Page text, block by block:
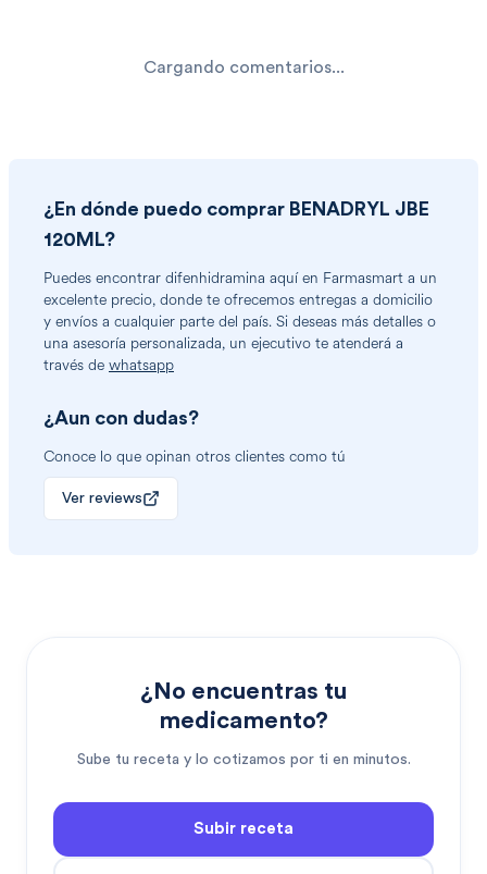
Cargando comentarios...
¿En dónde puedo comprar BENADRYL JBE
120ML?
Puedes encontrar difenhidramina aquí en Farmasmart a un
excelente precio, donde te ofrecemos entregas a domicilio
y envíos a cualquier parte del país. Si deseas más detalles o
una asesoría personalizada, un ejecutivo te atenderá a
través de whatsapp
¿Aun con dudas?
Conoce lo que opinan otros clientes como tú
Ver reviews
¿No encuentras tu
medicamento?
Sube tu receta y lo cotizamos por ti en minutos.
Subir receta